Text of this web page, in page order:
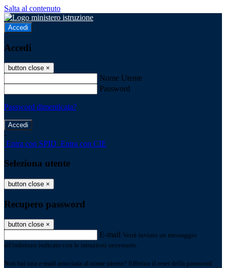
Salta al contenuto
Accedi
Accedi
button close ×
Nome Utente
Password
Password dimenticata?
-
Entra con SPID Entra con CIE
Seleziona utente
button close ×
Recupero password
button close ×
E-mail Verrà inviato un messaggio
all'indirizzo indicato con le istruzioni necessarie.
Non hai una e-mail associata al nome utente? Effettua il reset della password